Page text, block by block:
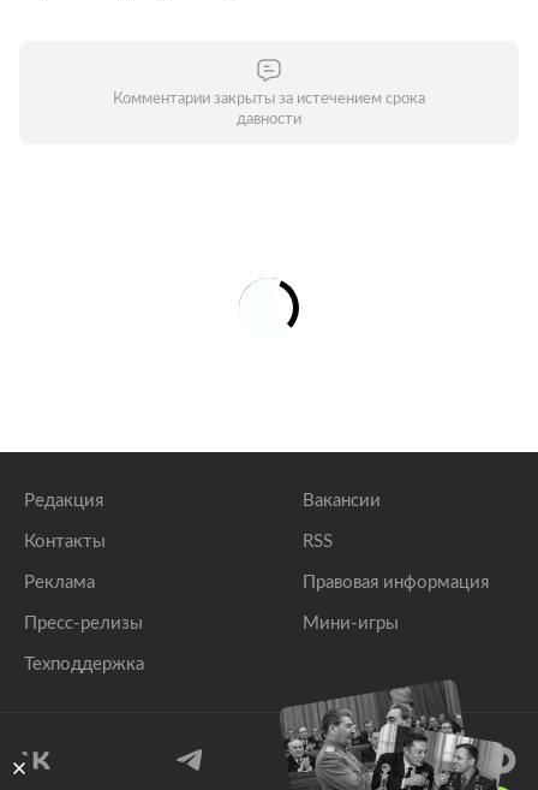
Комментарии закрыты за истечением срока
давности
Редакция
Контакты
Реклама
Пресс-релизы
Техподдержка
Вакансии
RSS
Правовая информация
Мини-игры